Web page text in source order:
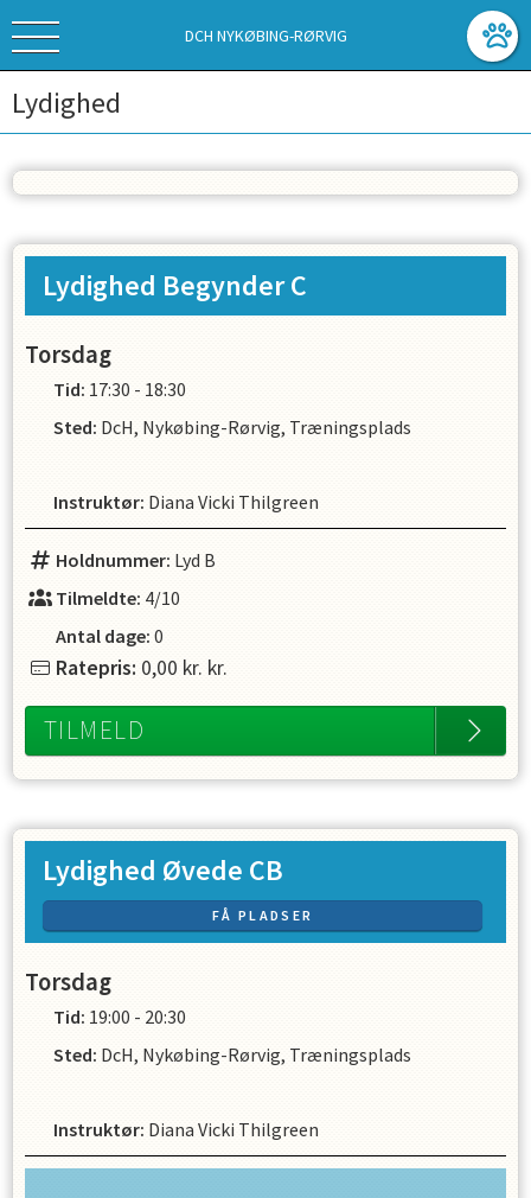
DCH NYKØBING-RØRVIG
Lydighed
Lydighed Begynder C
Torsdag
Tid: 17:30 - 18:30
Sted: DcH, Nykøbing-Rørvig, Træningsplads
Instruktør: Diana Vicki Thilgreen
Holdnummer: Lyd B
Tilmeldte: 4/10
Antal dage: 0
Ratepris: 0,00 kr. kr.
TILMELD
Lydighed Øvede CB
FÅ PLADSER
Torsdag
Tid: 19:00 - 20:30
Sted: DcH, Nykøbing-Rørvig, Træningsplads
Instruktør: Diana Vicki Thilgreen